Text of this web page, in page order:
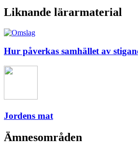
Liknande lärarmaterial
Hur påverkas samhället av
Jordens mat
Ämnesområden